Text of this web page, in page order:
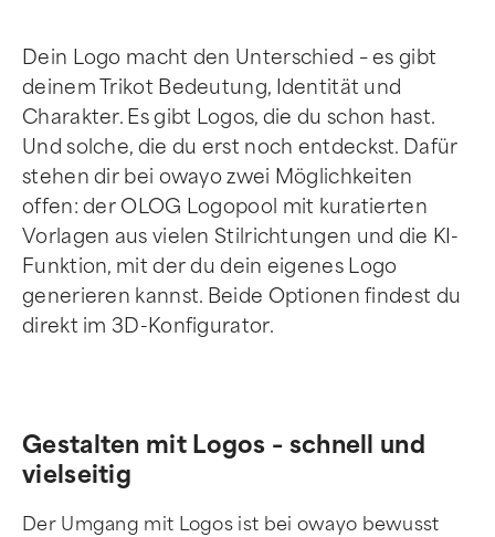
Dein Logo macht den Unterschied – es gibt
deinem Trikot Bedeutung, Identität und
Charakter. Es gibt Logos, die du schon hast.
Und solche, die du erst noch entdeckst. Dafür
stehen dir bei owayo zwei Möglichkeiten
offen: der OLOG Logopool mit kuratierten
Vorlagen aus vielen Stilrichtungen und die KI-
Funktion, mit der du dein eigenes Logo
generieren kannst. Beide Optionen findest du
direkt im 3D-Konfigurator.
Gestalten mit Logos – schnell und
vielseitig
Der Umgang mit Logos ist bei owayo bewusst